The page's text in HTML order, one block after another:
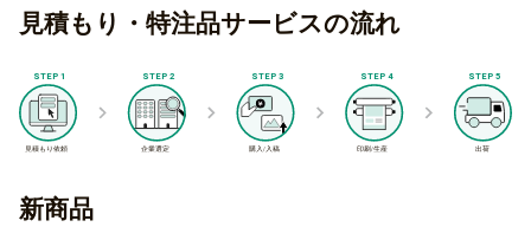
見積もり・特注品サービスの流れ
新商品